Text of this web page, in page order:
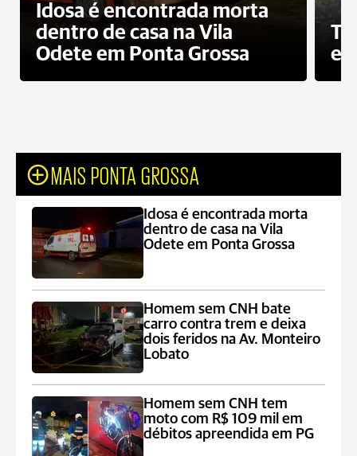
Idosa é encontrada morta
dentro de casa na Vila
Odete em Ponta Grossa
e
MAIS PONTA GROSSA
Idosa é encontrada morta
dentro de casa na Vila
Odete em Ponta Grossa
Homem sem CNH bate
carro contra trem e deixa
dois feridos na Av. Monteiro
Lobato
Homem sem CNH tem
moto com R$ 109 mil em
débitos apreendida em PG